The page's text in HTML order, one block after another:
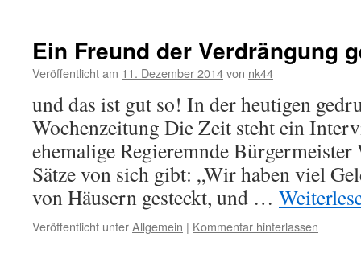
Ein Freund der Verdrängung
Veröffentlicht am 11. Dezember 2014von nk44
und das ist gut so! In der heutigen
Wochenzeitung Die Zeit steht ein
ehemalige Regieremnde
Sätze von sich gibt: „Wir haben viel
von Häusern gesteckt, und …
Veröffentlicht unterAllgemein | Kommentar hinterlassen